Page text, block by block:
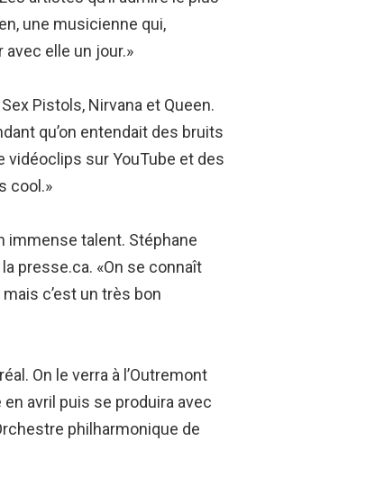
une musicienne qui,
elle un jour.»
Pistols, Nirvana et Queen.
qu’on entendait des bruits
vidéoclips sur YouTube et des
cool.»
immense talent. Stéphane
presse.ca. «On se connaît
c’est un très bon
On le verra à l’Outremont
avril puis se produira avec
philharmonique de